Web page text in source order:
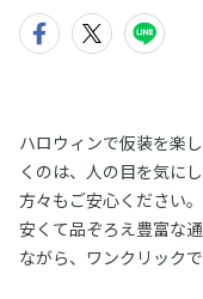
ハロウィンで仮装を楽
くのは、人の目を気に
方々もご安心ください。
安くて品ぞろえ豊富な
ながら、ワンクリック